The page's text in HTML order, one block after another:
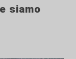
siamo